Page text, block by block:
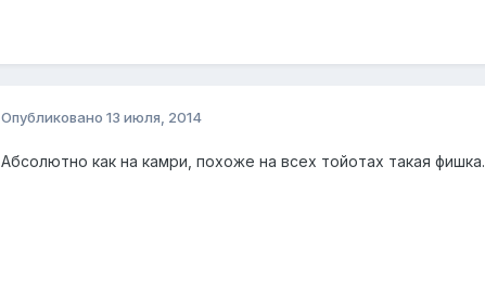
Опубликовано 13 июля, 2014
Абсолютно как на камри, похоже на всех тойотах такая фишка.